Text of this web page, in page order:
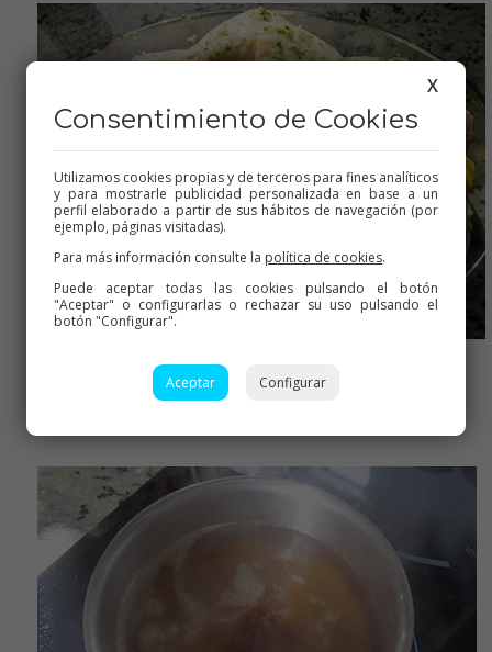
exprimimos un limón regando por encima , el otro en gajos,
laurel y vino blanco
X
Consentimiento de Cookies
Utilizamos cookies propias y de terceros para fines analíticos
y para mostrarle publicidad personalizada en base a un
perfil elaborado a partir de sus hábitos de navegación (por
ejemplo, páginas visitadas).
Para más información consulte la política de cookies.
Puede aceptar todas las cookies pulsando el botón
"Aceptar" o configurarlas o rechazar su uso pulsando el
botón "Configurar".
Aceptar Configurar